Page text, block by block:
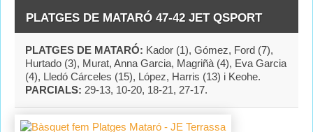
PLATGES DE MATARÓ 47-42 JET QSPORT
PLATGES DE MATARÓ: Kador (1), Gómez, Ford (7),
Hurtado (3), Murat, Anna Garcia, Magriñà (4), Eva Garcia
(4), Lledó Cárceles (15), López, Harris (13) i Keohe.
PARCIALS: 29-13, 10-20, 18-21, 27-17.